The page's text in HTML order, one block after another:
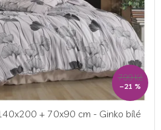
799 Kč
–21 %
+ 70x90 cm - Ginko bílé